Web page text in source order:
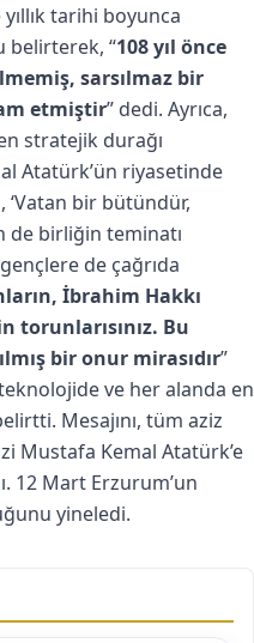
tarihi boyunca
belirterek, “108 yıl önce
sarsılmaz bir
etmiştir” dedi. Ayrıca,
stratejik durağı
Atatürk’ün riyasetinde
bir bütündür,
de birliğin teminatı
de çağrıda
İbrahim Hakkı
torunlarısınız. Bu
bir onur mirasıdır”
ve her alanda en
Mesajını, tüm aziz
Mustafa Kemal Atatürk’e
12 Mart Erzurum’un
yineledi.